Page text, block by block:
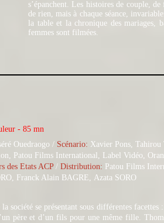
s’épanchent. Les histoires de couple,
de rien, mais à chaque séance,
la table et la chronique des mariages,
femmes sont filmées.
- 85 mn
Ouedraogo / Scénario: Xavier Pons, Tahirou
Patou Films International, Label Vidéo,
des Etats ACP / Distribution: Patou Films
Franck Alain BAGRE, Azata SORO
société se présentant sous différentes
père et d’un fils pour une même fille.